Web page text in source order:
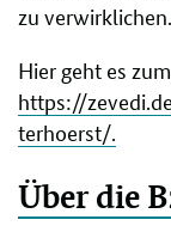
zu verwirklichen.
Hier geht es
https://
terhoerst/.
Über die